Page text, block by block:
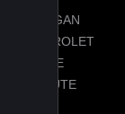
CHANGAN
CHEVROLET
DODGE
EVOLUTE